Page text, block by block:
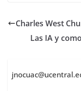
Charles West
Las IA y